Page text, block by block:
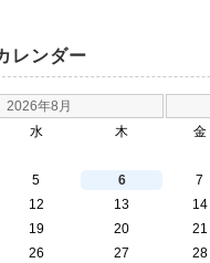
レンダー
2026年8月
水 木 金
5 6 7
12 13 14
19 20 21
26 27 28